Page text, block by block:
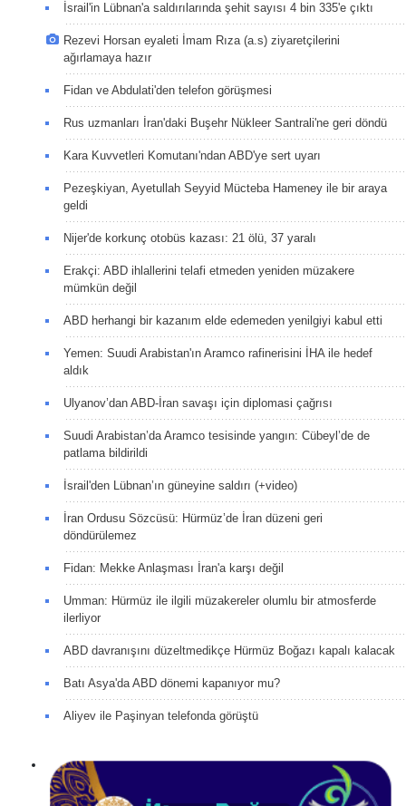
İsrail'in Lübnan'a saldırılarında şehit sayısı 4 bin 335'e çıktı
Rezevi Horsan eyaleti İmam Rıza (a.s) ziyaretçilerini
ağırlamaya hazır
Fidan ve Abdulati'den telefon görüşmesi
Rus uzmanları İran'daki Buşehr Nükleer Santrali'ne geri döndü
Kara Kuvvetleri Komutanı'ndan ABD'ye sert uyarı
Pezeşkiyan, Ayetullah Seyyid Mücteba Hameney ile bir araya
geldi
Nijer'de korkunç otobüs kazası: 21 ölü, 37 yaralı
Erakçi: ABD ihlallerini telafi etmeden yeniden müzakere
mümkün değil
ABD herhangi bir kazanım elde edemeden yenilgiyi kabul etti
Yemen: Suudi Arabistan'ın Aramco rafinerisini İHA ile hedef
aldık
Ulyanov’dan ABD-İran savaşı için diplomasi çağrısı
Suudi Arabistan’da Aramco tesisinde yangın: Cübeyl’de de
patlama bildirildi
İsrail'den Lübnan’ın güneyine saldırı (+video)
İran Ordusu Sözcüsü: Hürmüz’de İran düzeni geri
döndürülemez
Fidan: Mekke Anlaşması İran'a karşı değil
Umman: Hürmüz ile ilgili müzakereler olumlu bir atmosferde
ilerliyor
ABD davranışını düzeltmedikçe Hürmüz Boğazı kapalı kalacak
Batı Asya'da ABD dönemi kapanıyor mu?
Aliyev ile Paşinyan telefonda görüştü